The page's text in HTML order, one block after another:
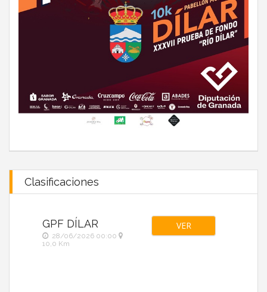
Clasificaciones
GPF DÍLAR
28/06/2026 00:00
10,0 Km
VER